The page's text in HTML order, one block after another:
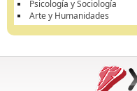
Psicología y Sociología
Arte y Humanidades